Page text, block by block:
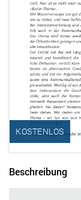
KOSTENLOS
Beschreibung